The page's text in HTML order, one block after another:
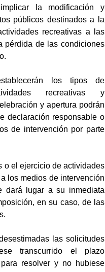
la modificación y
públicos destinados a la
recreativas a las
pérdida de las condiciones
los tipos de
recreativas y
y apertura podrán
declaración responsable o
de intervención por parte
o el ejercicio de actividades
los medios de intervención
dará lugar a su inmediata
en su caso, de las
las solicitudes
transcurrido el plazo
resolver y no hubiese